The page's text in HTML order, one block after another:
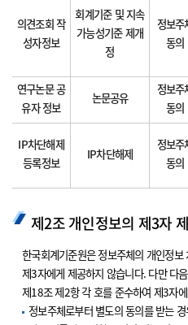
의견조회 작
성자정보
회계기준 및 지속
가능성기준 제개
정
정보주
동의
연구논문 공
유자 정보
논문공유
정보주
동의
IP차단해제
등록정보
IP차단해제
정보주
동의
제2조 개인정보의 제3자
한국회계기준원은 정보주체의 개인정
제3자에게 제공하지 않습니다. 다만 다
제18조 제2항 각 호를 준수하여 제3자
정보주체로부터 별도의 동의를 받는 경